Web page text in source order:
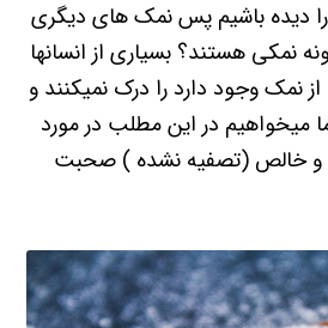
دیده باشیم پس نمک های دیگری
نمکی هستند؟ بسیاری از انسانها
نمک وجود دارد را درک نمیکنند و
میخواهیم در این مطلب در مورد
و خالص (تصفیه نشده ) صحبت